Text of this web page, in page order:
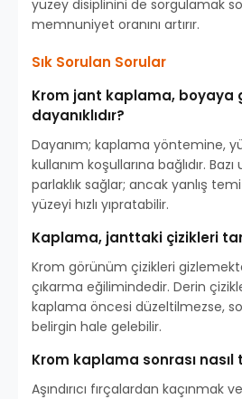
yüzey disiplinini de sorgulamak
memnuniyet oranını artırır.
Sık Sorulan Sorular
Krom jant kaplama, boyaya
dayanıklıdır?
Dayanım; kaplama yöntemine,
kullanım koşullarına bağlıdır.
parlaklık sağlar; ancak yanlış
yüzeyi hızlı yıpratabilir.
Kaplama, janttaki çizikleri
Krom görünüm çizikleri
çıkarma eğilimindedir. Derin
kaplama öncesi düzeltilmezse,
belirgin hale gelebilir.
Krom kaplama sonrası nasıl
Aşındırıcı fırçalardan kaçınmak